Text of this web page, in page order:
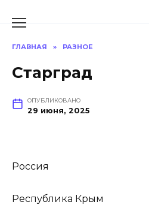
ГЛАВНАЯ » РАЗНОЕ
Старград
ОПУБЛИКОВАНО
29 июня, 2025
Россия
Республика Крым